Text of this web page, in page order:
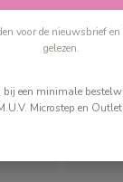
voor de nieuwsbrief en
gelezen.
bij een minimale
Microstep en Outlet!